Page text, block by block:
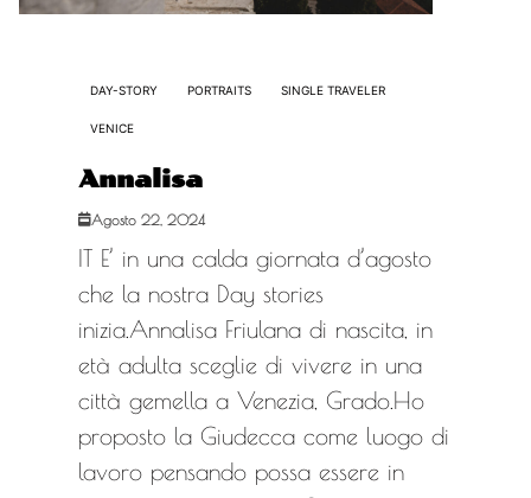
DAY-STORY PORTRAITS SINGLE TRAVELER
VENICE
Annalisa
Agosto 22, 2024
IT E’ in una calda giornata d’agosto
che la nostra Day stories
inizia.Annalisa Friulana di nascita, in
età adulta sceglie di vivere in una
città gemella a Venezia, Grado.Ho
proposto la Giudecca come luogo di
lavoro pensando possa essere in